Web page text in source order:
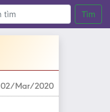
Tìm
02/Mar/2020